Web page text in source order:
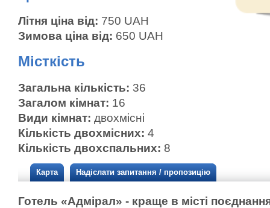
Літня ціна від: 750 UAH
Зимова ціна від: 650 UAH
Місткість
Загальна кількість: 36
Загалом кімнат: 16
Види кімнат: двохмісні
Кількість двохмісних: 4
Кількість двохспальних: 8
Карта Надіслати запитання / пропозицію
Готель «Адмірал» - краще в місті